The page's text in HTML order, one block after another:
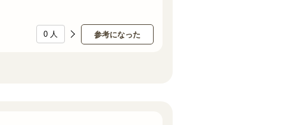
参考になった
0 人